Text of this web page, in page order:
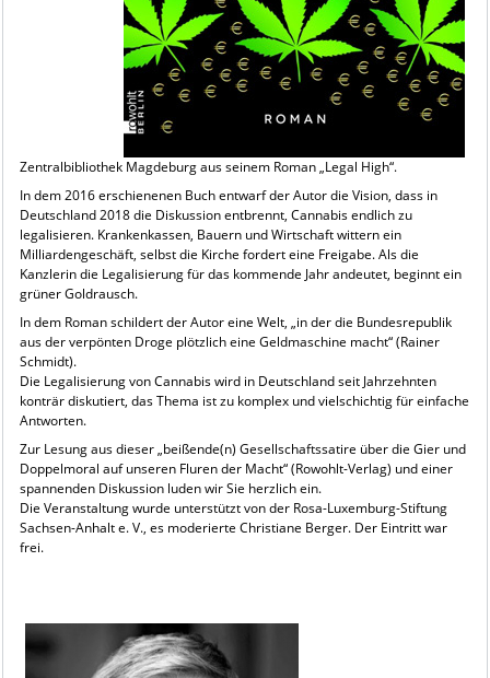
Zentralbibliothek Magdeburg aus seinem Roman „Legal High“.
In dem 2016 erschienenen Buch entwarf der Autor die Vision, dass in
Deutschland 2018 die Diskussion entbrennt, Cannabis endlich zu
legalisieren. Krankenkassen, Bauern und Wirtschaft wittern ein
Milliardengeschäft, selbst die Kirche fordert eine Freigabe. Als die
Kanzlerin die Legalisierung für das kommende Jahr andeutet, beginnt ein
grüner Goldrausch.
In dem Roman schildert der Autor eine Welt, „in der die Bundesrepublik
aus der verpönten Droge plötzlich eine Geldmaschine macht“ (Rainer
Schmidt).
Die Legalisierung von Cannabis wird in Deutschland seit Jahrzehnten
konträr diskutiert, das Thema ist zu komplex und vielschichtig für einfache
Antworten.
Zur Lesung aus dieser „beißende(n) Gesellschaftssatire über die Gier und
Doppelmoral auf unseren Fluren der Macht“ (Rowohlt-Verlag) und einer
spannenden Diskussion luden wir Sie herzlich ein.
Die Veranstaltung wurde unterstützt von der Rosa-Luxemburg-Stiftung
Sachsen-Anhalt e. V., es moderierte Christiane Berger. Der Eintritt war
frei.